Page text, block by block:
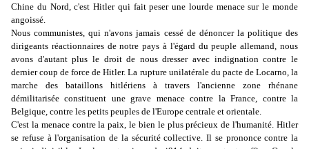
Chine du Nord, c'est Hitler qui fait peser une lourde menace sur le monde
angoissé.
Nous communistes, qui n'avons jamais cessé de dénoncer la politique des
dirigeants réactionnaires de notre pays à l'égard du peuple allemand, nous
avons d'autant plus le droit de nous dresser avec indignation contre le
dernier coup de force de Hitler. La rupture unilatérale du pacte de Locarno, la
marche des bataillons hitlériens à travers l'ancienne zone rhénane
démilitarisée constituent une grave menace contre la France, contre la
Belgique, contre les petits peuples de l'Europe centrale et orientale.
C'est la menace contre la paix, le bien le plus précieux de l'humanité. Hitler
se refuse à l'organisation de la sécurité collective. Il se prononce contre la